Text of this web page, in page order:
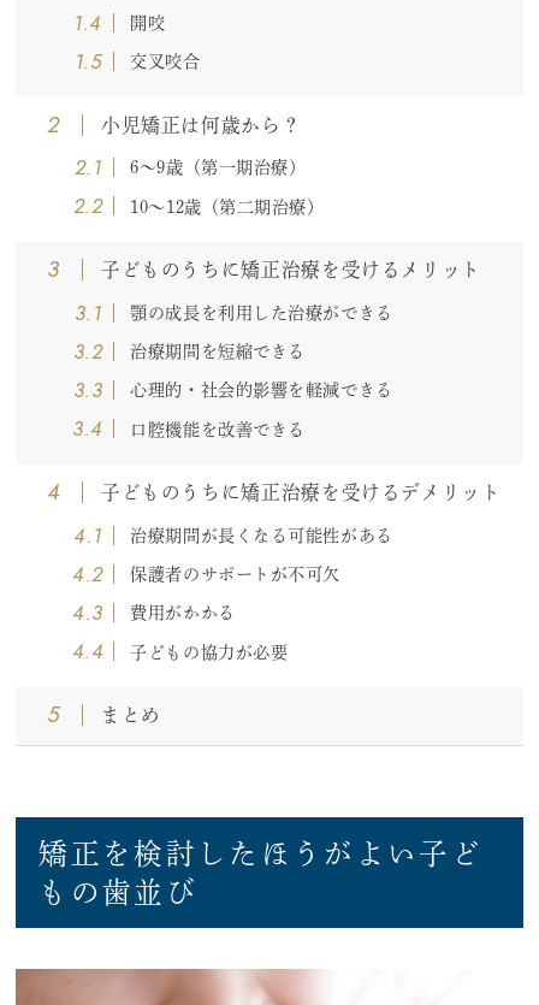
1.4 開咬
1.5 交叉咬合
2 小児矯正は何歳から？
2.1 6～9歳（第一期治療）
2.2 10～12歳（第二期治療）
3 子どものうちに矯正治療を受けるメリット
3.1 顎の成長を利用した治療ができる
3.2 治療期間を短縮できる
3.3 心理的・社会的影響を軽減できる
3.4 口腔機能を改善できる
4 子どものうちに矯正治療を受けるデメリット
4.1 治療期間が長くなる可能性がある
4.2 保護者のサポートが不可欠
4.3 費用がかかる
4.4 子どもの協力が必要
5 まとめ
矯正を検討したほうがよい子ど
もの歯並び